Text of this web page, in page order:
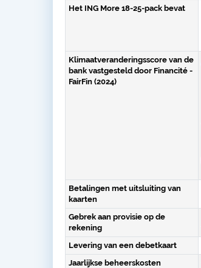
Het ING More 18-25-pack bevat
Klimaatveranderingsscore van de
bank vastgesteld door Financité -
FairFin (2024)
Betalingen met uitsluiting van
kaarten
Gebrek aan provisie op de
rekening
Levering van een debetkaart
Jaarlijkse beheerskosten